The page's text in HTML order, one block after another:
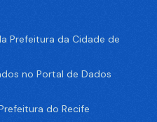
Prefeitura da Cidade de
no Portal de Dados
do Recife